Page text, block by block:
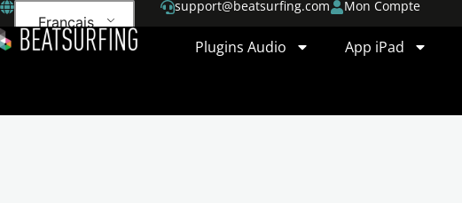
Français
support@beatsurfing.com Mon Compte
Plugins Audio App iPad